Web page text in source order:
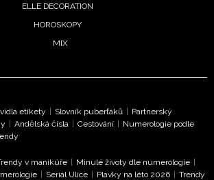
ELLE DECORATION
HOROSKOPY
MIX
etikety | Slovník puberťáků | Partnerský
| Andělská čísla | Cestování | Numerologie podle
v manikúře | Minulé životy dle numerologie |
| Seriál Ulice | Plavky na léto 2026 | Trendy